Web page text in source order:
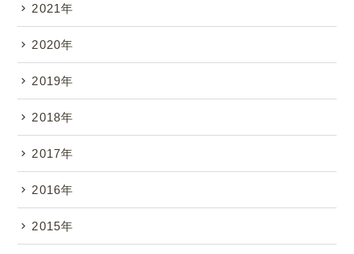
2021年
2020年
2019年
2018年
2017年
2016年
2015年